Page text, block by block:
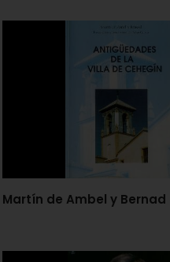
Martín de Ambel y Bernad